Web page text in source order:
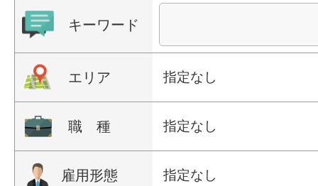
キーワード
エリア 指定なし
職 種 指定なし
雇用形態 指定なし